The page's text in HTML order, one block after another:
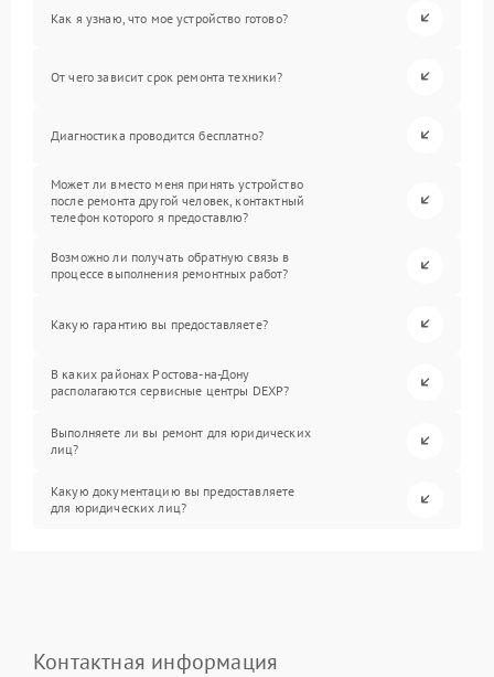
Как я узнаю, что мое устройство готово?
От чего зависит срок ремонта техники?
Диагностика проводится бесплатно?
Может ли вместо меня принять устройство
после ремонта другой человек, контактный
телефон которого я предоставлю?
Возможно ли получать обратную связь в
процессе выполнения ремонтных работ?
Какую гарантию вы предоставляете?
В каких районах Ростова-на-Дону
располагаются сервисные центры DEXP?
Выполняете ли вы ремонт для юридических
лиц?
Какую документацию вы предоставляете
для юридических лиц?
Контактная информация